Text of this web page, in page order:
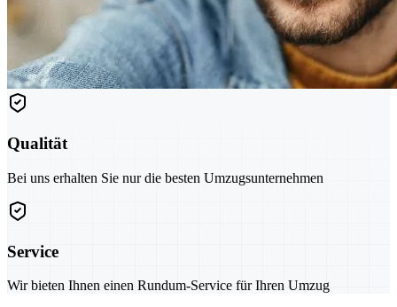
Qualität
Bei uns erhalten Sie nur die besten Umzugsunternehmen
Service
Wir bieten Ihnen einen Rundum-Service für Ihren Umzug